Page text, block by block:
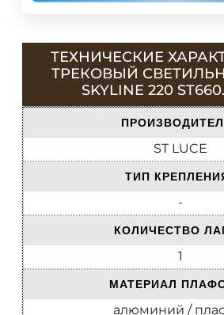
ТЕХНИЧЕСКИЕ
ТРЕКОВЫЙ
SKYLINE 220
ST LUCE
ТИП
-
КОЛИЧЕСТВО
1
МАТЕРИАЛ
алюминий /